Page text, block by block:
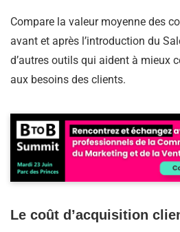
Compare la valeur moyenne des
avant et après l’introduction du
d’autres outils qui aident à mieux
aux besoins des clients.
Le coût d’acquisition